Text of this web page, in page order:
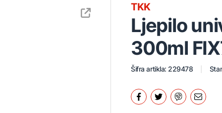
Ljepilo
300ml
TKK
Šifra artikla: 229478